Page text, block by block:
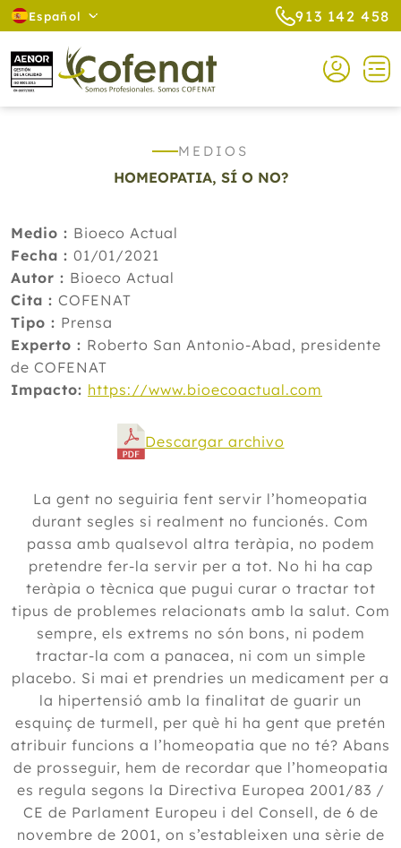
Español 913 142 458
MEDIOS
HOMEOPATIA, SÍ O NO?
Medio : Bioeco Actual
Fecha : 01/01/2021
Autor : Bioeco Actual
Cita : COFENAT
Tipo : Prensa
Experto : Roberto San Antonio-Abad, presidente
de COFENAT
Impacto: https://www.bioecoactual.com
Descargar archivo
La gent no seguiria fent servir l’homeopatia
durant segles si realment no funcionés. Com
passa amb qualsevol altra teràpia, no podem
pretendre fer-la servir per a tot. No hi ha cap
teràpia o tècnica que pugui curar o tractar tot
tipus de problemes relacionats amb la salut. Com
sempre, els extrems no són bons, ni podem
tractar-la com a panacea, ni com un simple
placebo. Si mai et prendries un medicament per a
la hipertensió amb la finalitat de guarir un
esquinç de turmell, per què hi ha gent que pretén
atribuir funcions a l’homeopatia que no té? Abans
de prosseguir, hem de recordar que l’homeopatia
es regula segons la Directiva Europea 2001/83 /
CE de Parlament Europeu i del Consell, de 6 de
novembre de 2001, on s’estableixen una sèrie de